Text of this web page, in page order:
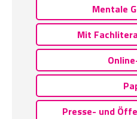
Mentale
Mit
Presse- und